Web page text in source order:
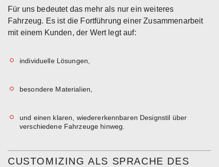
Für uns bedeutet das mehr als nur ein weiteres
Fahrzeug. Es ist die Fortführung einer Zusammenarbeit
mit einem Kunden, der Wert legt auf:
individuelle Lösungen,
besondere Materialien,
und einen klaren, wiedererkennbaren Designstil über
verschiedene Fahrzeuge hinweg.
CUSTOMIZING ALS SPRACHE DES